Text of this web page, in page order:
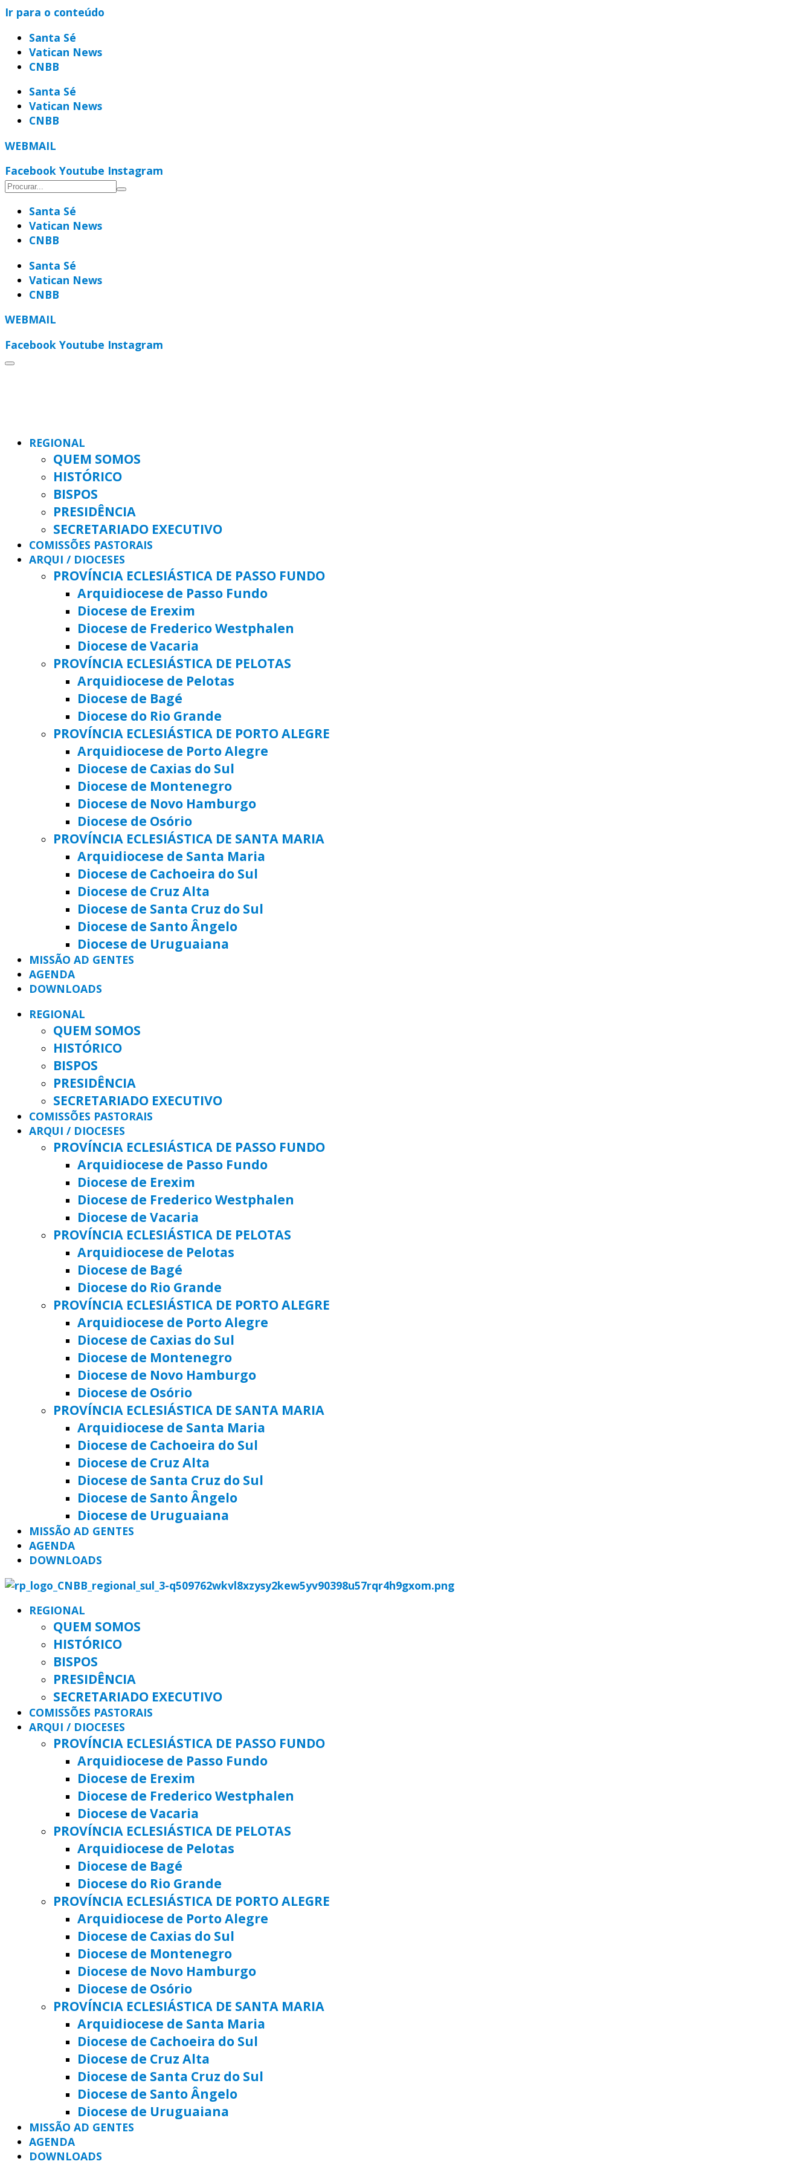
Ir para o conteúdo
Santa Sé
Vatican News
CNBB
Santa Sé
Vatican News
CNBB
WEBMAIL
Facebook Youtube Instagram
Santa Sé
Vatican News
CNBB
Santa Sé
Vatican News
CNBB
WEBMAIL
Facebook Youtube Instagram
REGIONAL
QUEM SOMOS
HISTÓRICO
BISPOS
PRESIDÊNCIA
SECRETARIADO EXECUTIVO
COMISSÕES PASTORAIS
ARQUI / DIOCESES
PROVÍNCIA ECLESIÁSTICA DE PASSO FUNDO
Arquidiocese de Passo Fundo
Diocese de Erexim
Diocese de Frederico Westphalen
Diocese de Vacaria
PROVÍNCIA ECLESIÁSTICA DE PELOTAS
Arquidiocese de Pelotas
Diocese de Bagé
Diocese do Rio Grande
PROVÍNCIA ECLESIÁSTICA DE PORTO ALEGRE
Arquidiocese de Porto Alegre
Diocese de Caxias do Sul
Diocese de Montenegro
Diocese de Novo Hamburgo
Diocese de Osório
PROVÍNCIA ECLESIÁSTICA DE SANTA MARIA
Arquidiocese de Santa Maria
Diocese de Cachoeira do Sul
Diocese de Cruz Alta
Diocese de Santa Cruz do Sul
Diocese de Santo Ângelo
Diocese de Uruguaiana
MISSÃO AD GENTES
AGENDA
DOWNLOADS
REGIONAL
QUEM SOMOS
HISTÓRICO
BISPOS
PRESIDÊNCIA
SECRETARIADO EXECUTIVO
COMISSÕES PASTORAIS
ARQUI / DIOCESES
PROVÍNCIA ECLESIÁSTICA DE PASSO FUNDO
Arquidiocese de Passo Fundo
Diocese de Erexim
Diocese de Frederico Westphalen
Diocese de Vacaria
PROVÍNCIA ECLESIÁSTICA DE PELOTAS
Arquidiocese de Pelotas
Diocese de Bagé
Diocese do Rio Grande
PROVÍNCIA ECLESIÁSTICA DE PORTO ALEGRE
Arquidiocese de Porto Alegre
Diocese de Caxias do Sul
Diocese de Montenegro
Diocese de Novo Hamburgo
Diocese de Osório
PROVÍNCIA ECLESIÁSTICA DE SANTA MARIA
Arquidiocese de Santa Maria
Diocese de Cachoeira do Sul
Diocese de Cruz Alta
Diocese de Santa Cruz do Sul
Diocese de Santo Ângelo
Diocese de Uruguaiana
MISSÃO AD GENTES
AGENDA
DOWNLOADS
REGIONAL
QUEM SOMOS
HISTÓRICO
BISPOS
PRESIDÊNCIA
SECRETARIADO EXECUTIVO
COMISSÕES PASTORAIS
ARQUI / DIOCESES
PROVÍNCIA ECLESIÁSTICA DE PASSO FUNDO
Arquidiocese de Passo Fundo
Diocese de Erexim
Diocese de Frederico Westphalen
Diocese de Vacaria
PROVÍNCIA ECLESIÁSTICA DE PELOTAS
Arquidiocese de Pelotas
Diocese de Bagé
Diocese do Rio Grande
PROVÍNCIA ECLESIÁSTICA DE PORTO ALEGRE
Arquidiocese de Porto Alegre
Diocese de Caxias do Sul
Diocese de Montenegro
Diocese de Novo Hamburgo
Diocese de Osório
PROVÍNCIA ECLESIÁSTICA DE SANTA MARIA
Arquidiocese de Santa Maria
Diocese de Cachoeira do Sul
Diocese de Cruz Alta
Diocese de Santa Cruz do Sul
Diocese de Santo Ângelo
Diocese de Uruguaiana
MISSÃO AD GENTES
AGENDA
DOWNLOADS